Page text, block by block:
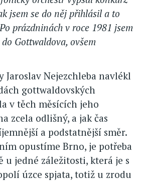
jsem se do něj přihlásil a to
prázdninách v roce 1981 jsem
Gottwaldova, ovšem
Jaroslav Nejezchleba navlékl
gottwaldovských
v těch měsících jeho
zcela odlišný, a jak čas
a podstatnější směr.
opustíme Brno, je potřeba
u jedné záležitosti, která je s
úzce spjata, totiž u zrodu